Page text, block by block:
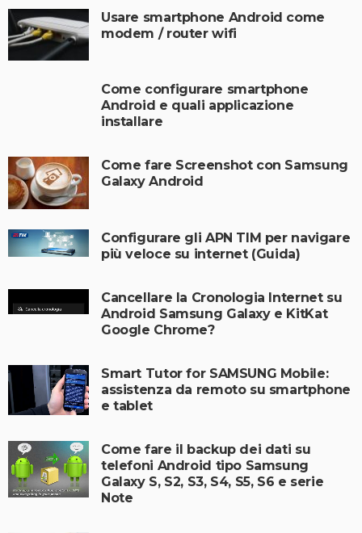
Usare smartphone Android come
modem / router wifi
Come configurare smartphone
Android e quali applicazione
installare
Come fare Screenshot con Samsung
Galaxy Android
Configurare gli APN TIM per navigare
più veloce su internet (Guida)
Cancellare la Cronologia Internet su
Android Samsung Galaxy e KitKat
Google Chrome?
Smart Tutor for SAMSUNG Mobile:
assistenza da remoto su smartphone
e tablet
Come fare il backup dei dati su
telefoni Android tipo Samsung
Galaxy S, S2, S3, S4, S5, S6 e serie
Note